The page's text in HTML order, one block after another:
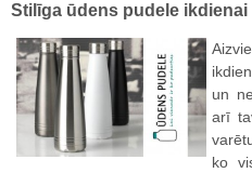
Stilīga ūdens pudele ikdienai
un
arī
ko